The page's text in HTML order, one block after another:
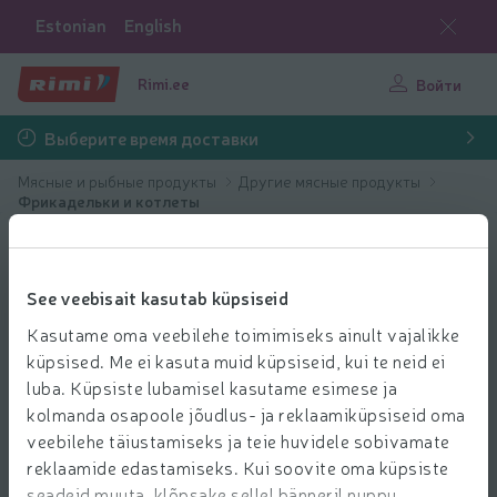
See veebisait kasutab küpsiseid
Kasutame oma veebilehe toimimiseks ainult vajalikke
küpsised. Me ei kasuta muid küpsiseid, kui te neid ei
luba. Küpsiste lubamisel kasutame esimese ja
kolmanda osapoole jõudlus- ja reklaamiküpsiseid oma
veebilehe täiustamiseks ja teie huvidele sobivamate
reklaamide edastamiseks. Kui soovite oma küpsiste
Estonian English
Rimi.ee Войти
Выберите время доставки
Мясные и рыбные продукты
Другие мясные продукты
Фрикадельки и котлеты